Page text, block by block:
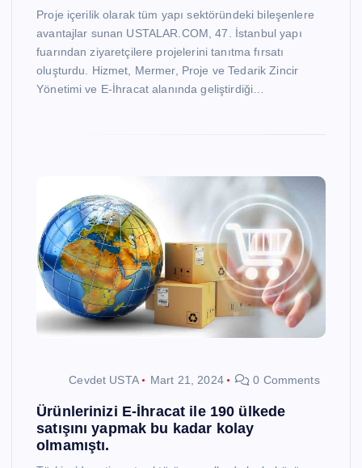
Proje içerilik olarak tüm yapı sektöründeki bileşenlere
avantajlar sunan USTALAR.COM, 47. İstanbul yapı
fuarından ziyaretçilere projelerini tanıtma fırsatı
oluşturdu. Hizmet, Mermer, Proje ve Tedarik Zincir
Yönetimi ve E-İhracat alanında geliştirdiği…
Cevdet USTA Mart 21, 2024 0 Comments
Ürünlerinizi E-İhracat ile 190 ülkede
satışını yapmak bu kadar kolay
olmamıştı.